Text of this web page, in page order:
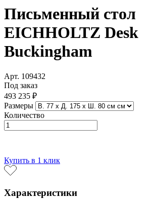
Письменный стол
EICHHOLTZ Desk
Buckingham
Арт. 109432
Под заказ
493 235 ₽
Размеры
Количество
Купить в 1 клик
Характеристики